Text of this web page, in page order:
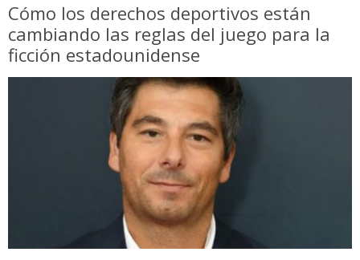
Cómo los derechos deportivos están
cambiando las reglas del juego para la
ficción estadounidense